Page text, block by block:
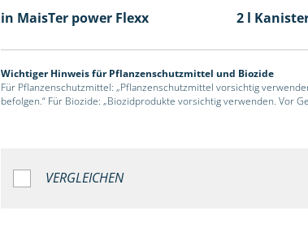
in MaisTer power Flexx
2 l
Wichtiger Hinweis für Pflanzenschutzmittel und Biozide
Für Pflanzenschutzmittel: „Pflanzenschutzmittel vorsichtig
befolgen.“ Für Biozide: „Biozidprodukte vorsichtig verwenden. Vor
VERGLEICHEN